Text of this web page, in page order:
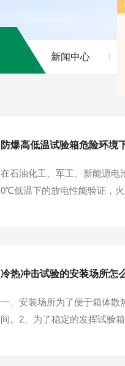
新闻中心
防爆高低温试验箱危险环境
在石油化工、军工、新能源
0℃低温下的放电性能验证，
冷热冲击试验的安装场所怎
一、安装场所为了便于箱体散
间。2、为了稳定的发挥试验